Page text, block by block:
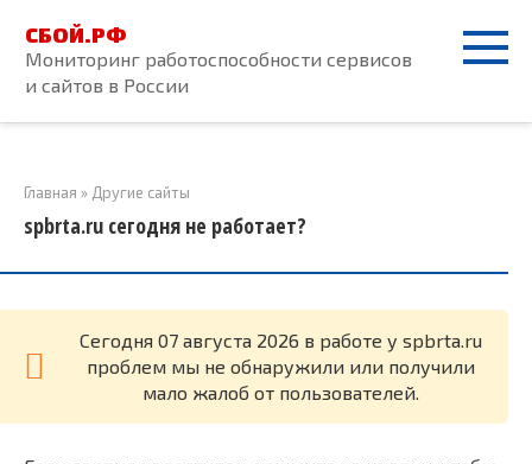
контенту
СБОЙ.РФ
Мониторинг работоспособности сервисов
и сайтов в России
Главная » Другие сайты
spbrta.ru сегодня не работает?
Cегодня 07 августа 2026 в работе у spbrta.ru
проблем мы не обнаружили или получили
мало жалоб от пользователей.